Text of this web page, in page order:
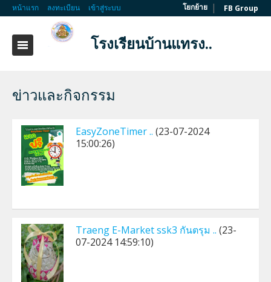
หน้าแรก ลงทะเบียน เข้าสู่ระบบ โยกย้าย | FB Group
โรงเรียนบ้านแทรง..
ข่าวและกิจกรรม
EasyZoneTimer .. (23-07-2024
15:00:26)
Traeng E-Market ssk3 กันตรุม .. (23-
07-2024 14:59:10)